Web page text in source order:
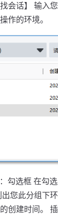
会话】 输入
作的环境。
勾选框 在勾
您此分组下
创建时间。